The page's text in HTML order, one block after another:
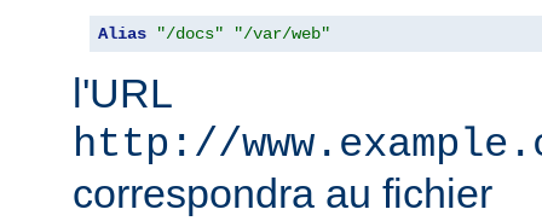
Alias "/docs" "/var/web"
l'URL
http://
correspondra au fichier